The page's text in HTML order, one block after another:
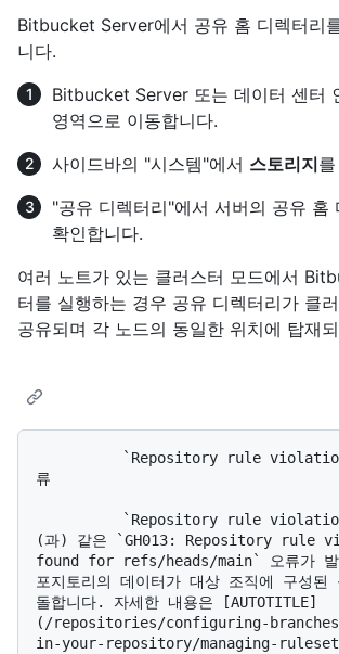
Bitbucket Server에서 공유 홈 디렉터리
니다.
Bitbucket Server 또는 데이터 센터
영역으로 이동합니다.
사이드바의 "시스템"에서 스토리지
"공유 디렉터리"에서 서버의 공유 홈
확인합니다.
여러 노트가 있는 클러스터 모드에서
터를 실행하는 경우 공유 디렉터리가 클
공유되며 각 노드의 동일한 위치에 탑재
류
(과) 같은 `GH013: Repository rule
found for refs/heads/main` 오류가 발
포지토리의 데이터가 대상 조직에 구성된
돌합니다. 자세한 내용은 [AUTOTITLE]
(/repositories/configuring-
in-your-repository/managing-